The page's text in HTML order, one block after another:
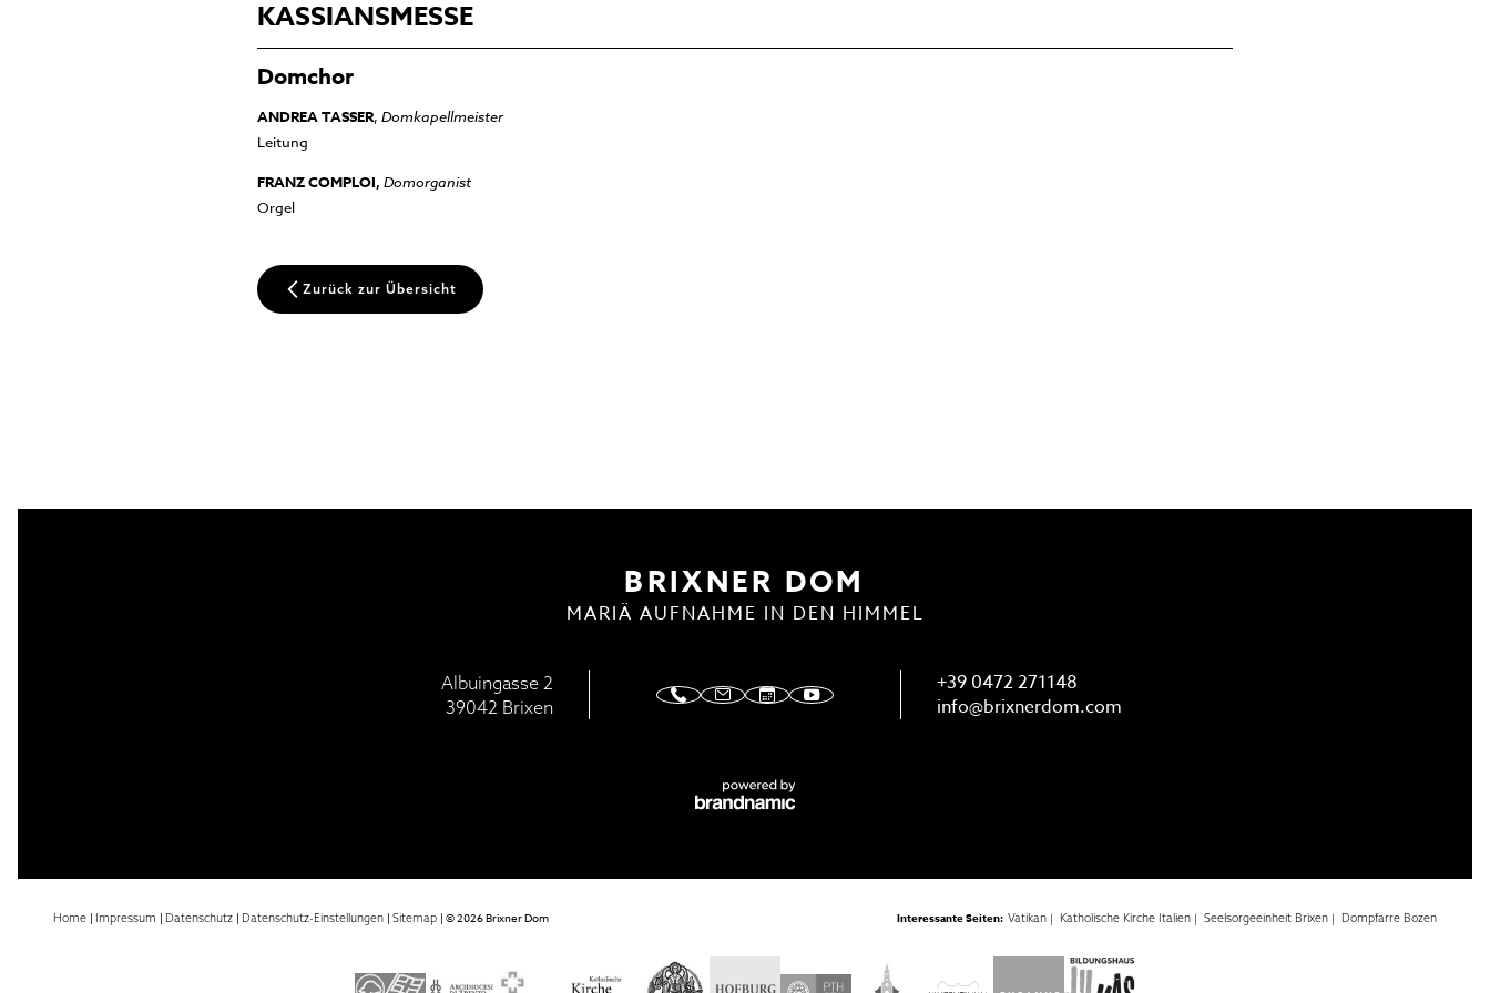
KASSIANSMESSE
Domchor
ANDREA TASSER, Domkapellmeister
Leitung
FRANZ COMPLOI, Domorganist
Orgel
Zurück zur Übersicht
BRIXNER DOM
MARIÄ AUFNAHME IN DEN HIMMEL
Albuingasse 2
39042 Brixen
+39 0472 271148
info@brixnerdom.com
Home | Impressum | Datenschutz | Datenschutz-Einstellungen | Sitemap | © 2026 Brixner Dom Interessante Seiten: Vatikan | Katholische Kirche Italien | Seelsorgeeinheit Brixen | Dompfarre Bozen